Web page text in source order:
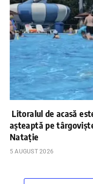
Litoralul de acasă
așteaptă pe
Natație
5 AUGUST 2026